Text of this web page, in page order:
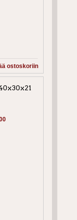
ostoskoriin